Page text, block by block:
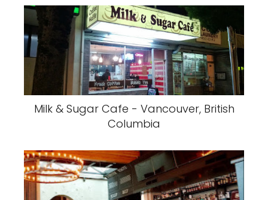
Milk & Sugar Cafe - Vancouver, British
Columbia